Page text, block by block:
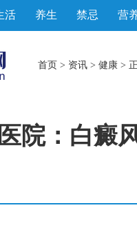
活 养生 禁忌 营
首页 > 资讯 > 健康 >
院：白癜